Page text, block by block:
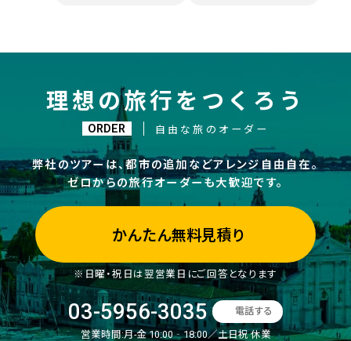
理想の旅行をつくろう
ORDER 自由な旅のオーダー
弊社のツアーは、都市の追加などアレンジ自由自在。
ゼロからの旅行オーダーも大歓迎です。
かんたん無料見積り
※日曜・祝日は翌営業日にご回答となります
03-5956-3035 電話する
営業時間:月-金 10:00‐18:00／土日祝 休業